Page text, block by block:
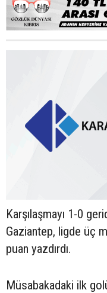
Karşılaşmayı 1-0
Gaziantep, ligde üç
puan yazdırdı.
Müsabakadaki ilk